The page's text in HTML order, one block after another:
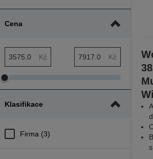
Cena
Kč Kč
Upravit
rozsah
Upravit
rozsah
Klasifikace
Firma (3)